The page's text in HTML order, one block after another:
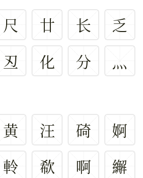
尺 廿 长
乏
丒 化 分 灬
黄 汪 碕
婀
軨 欷 啊 繲